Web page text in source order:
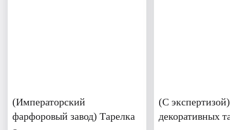
(Императорский
фарфоровый завод) Тарелка
(С
декоративных